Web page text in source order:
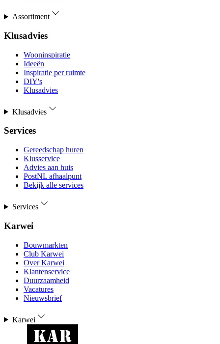
Assortiment
Klusadvies
Wooninspiratie
Ideeën
Inspiratie per ruimte
DIY's
Klusadvies
Klusadvies
Services
Gereedschap huren
Klusservice
Advies aan huis
PostNL afhaalpunt
Bekijk alle services
Services
Karwei
Bouwmarkten
Club Karwei
Over Karwei
Klantenservice
Duurzaamheid
Vacatures
Nieuwsbrief
Karwei